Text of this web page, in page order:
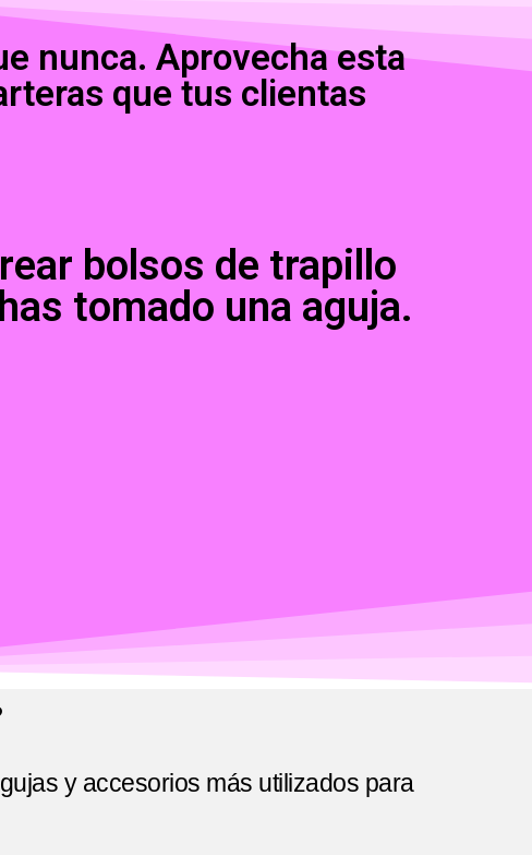
nunca. Aprovecha esta
que tus clientas
bolsos de trapillo
tomado una aguja.
y accesorios más utilizados para